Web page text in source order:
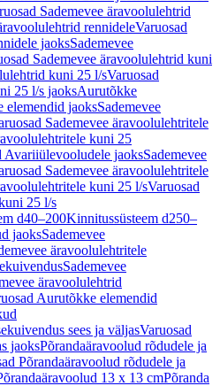
Sademevee äravoolulehtrid
rennideleVaruosad
jaoksSademevee
Sademevee äravoolulehtrid kuni
kuni 25 l/sVaruosad
25 l/s jaoksAurutõkke
elemendid jaoksSademevee
Sademevee äravoolulehtritele
kuni 25
Avariiülevooludele jaoksSademevee
Sademevee äravoolulehtritele
kuni 25 l/sVaruosad
25 l/s
d40–200Kinnitussüsteem d250–
jaoksSademevee
äravoolulehtritele
Sademevee
äravoolulehtrid
Aurutõkke elemendid
sees ja väljasVaruosad
jaoksPõrandaäravoolud rõdudele ja
Põrandaäravoolud rõdudele ja
13 x 13 cmPõranda